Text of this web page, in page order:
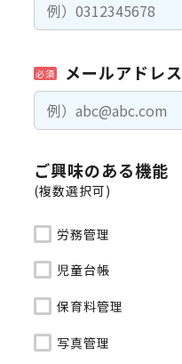
必須 メールアドレス
ご興味のある機能
(複数選択可)
労務管理
児童台帳
保育料管理
写真管理